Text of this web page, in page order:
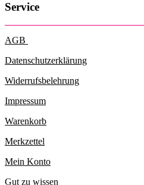
Service
AGB
Datenschutzerklärung
Widerrufsbelehrung
Impressum
Warenkorb
Merkzettel
Mein Konto
Gut zu wissen